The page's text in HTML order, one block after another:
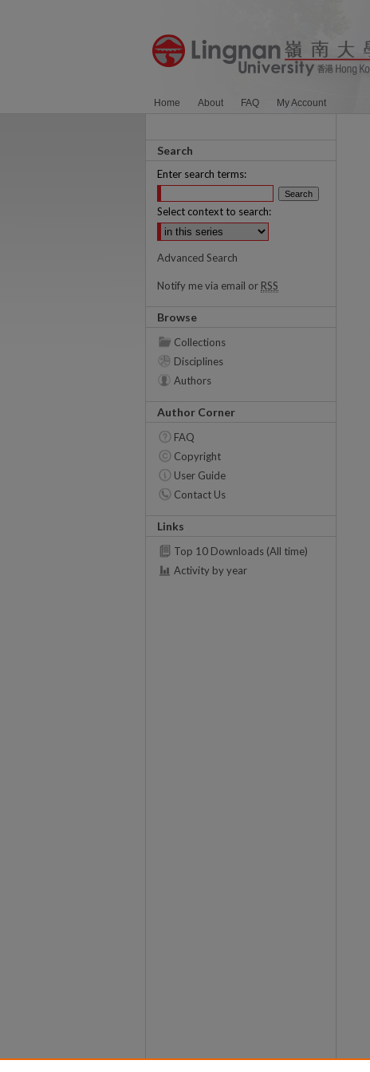
Home About FAQ My Account
Search
Enter search terms:
Select context to search:
Advanced Search
Notify me via email or RSS
Browse
Collections
Disciplines
Authors
Author Corner
FAQ
Copyright
User Guide
Contact Us
Links
Top 10 Downloads (All time)
Activity by year